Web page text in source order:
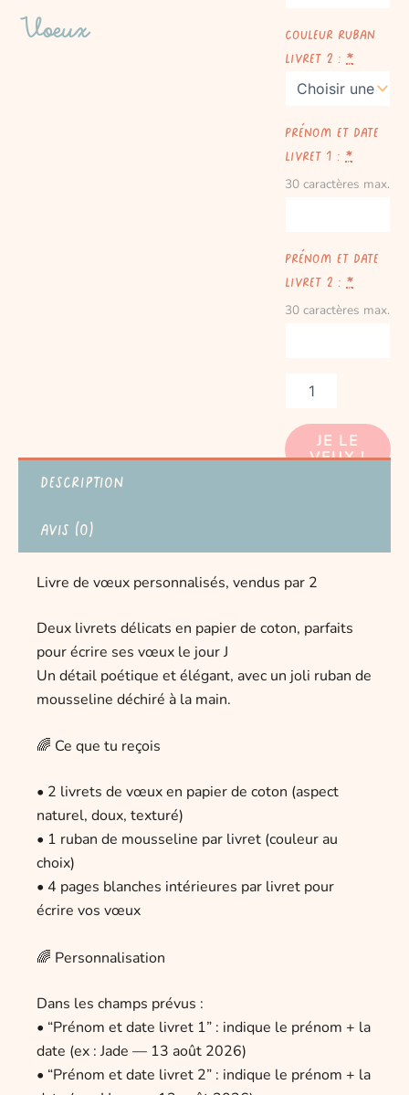
Voeux
Couleur ruban
livret 2 : *
Prénom et date
livret 1 : *
30 caractères max.
Prénom et date
livret 2 : *
30 caractères max.
JE LE
VEUX !
Description
Avis (0)
Livre de vœux personnalisés, vendus par 2
Deux livrets délicats en papier de coton, parfaits
pour écrire ses vœux le jour J
Un détail poétique et élégant, avec un joli ruban de
mousseline déchiré à la main.
🌈 Ce que tu reçois
• 2 livrets de vœux en papier de coton (aspect
naturel, doux, texturé)
• 1 ruban de mousseline par livret (couleur au
choix)
• 4 pages blanches intérieures par livret pour
écrire vos vœux
🌈 Personnalisation
Dans les champs prévus :
• “Prénom et date livret 1” : indique le prénom + la
date (ex : Jade — 13 août 2026)
• “Prénom et date livret 2” : indique le prénom + la